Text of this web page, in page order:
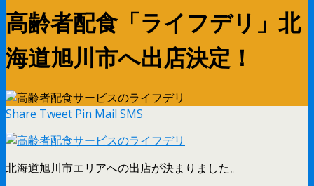
高齢者配食「ライフデリ」北
海道旭川市へ出店決定！
Share Tweet Pin Mail SMS
北海道旭川市エリアへの出店が決まりました。